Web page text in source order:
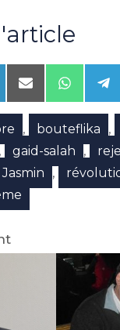
Share
on
Email
Share
on
on
, bouteflika ,
, gaid-salah ,
,